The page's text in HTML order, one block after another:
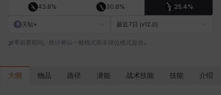
奇娅拉 妮娅
43.8% 30.8% 25.4%
灭钻+ 最近7日 (v12.0)
季前赛期间，统计将以一般模式而非排位模式提供。
大纲 物品 路径 潜能 战术技能 技能 介绍